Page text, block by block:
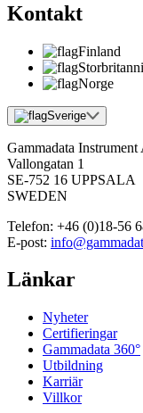
Kontakt
Finland
Norge
Sverige
Gammadata Instrument
Vallongatan 1
SE-752 16 UPPSALA
SWEDEN
Telefon: +46 (0)18-56
E-post:
Länkar
Nyheter
Certifieringar
Gammadata 360°
Utbildning
Karriär
Villkor